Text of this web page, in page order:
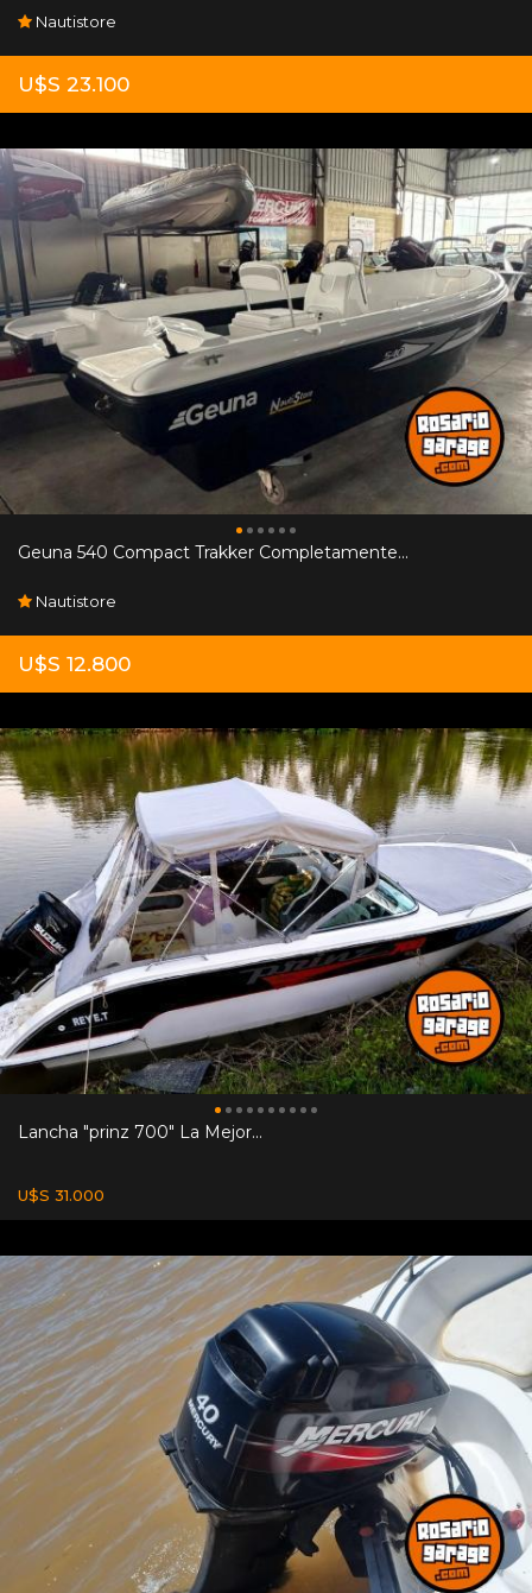
Nautistore
U$S 23.100
Geuna 540 Compact Trakker Completamente...
Nautistore
U$S 12.800
Lancha "prinz 700" La Mejor...
U$S 31.000